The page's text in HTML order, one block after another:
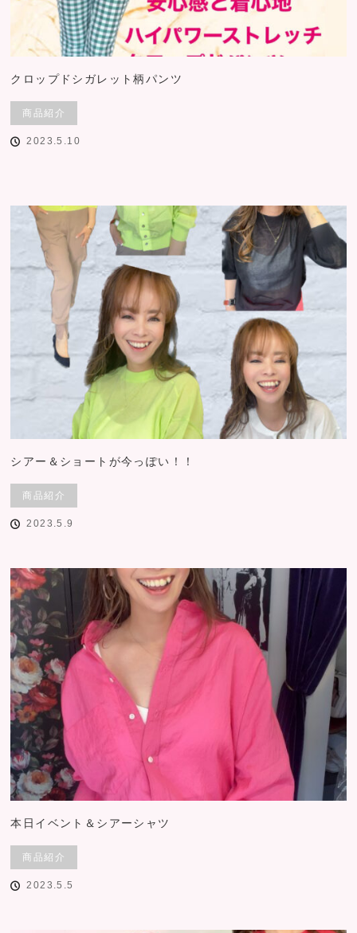
クロップドシガレット柄パンツ
商品紹介
2023.5.10
シアー＆ショートが今っぽい！！
商品紹介
2023.5.9
本日イベント＆シアーシャツ
商品紹介
2023.5.5